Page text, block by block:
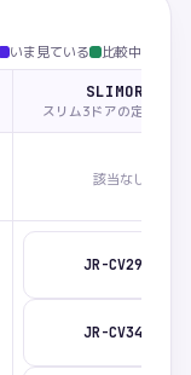
いま見ている 比較中
SLIMORE
スリム3ドアの定番ライ
該当なし
JR-CV29C
JR-CV34C